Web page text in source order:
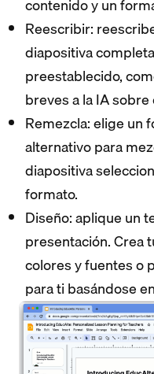
contenido y un
Reescribir:
diapositiva
preestablecido,
breves a la IA
Remezcla: elige un
alternativo para
diapositiva
formato.
Diseño: aplique un
presentación. Crea
colores y fuentes o
para ti basándose